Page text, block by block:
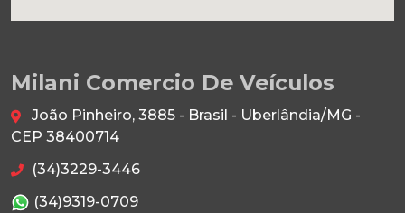
Milani Comercio De Veículos
João Pinheiro, 3885 - Brasil - Uberlândia/MG -
CEP 38400714
(34)3229-3446
(34)9319-0709